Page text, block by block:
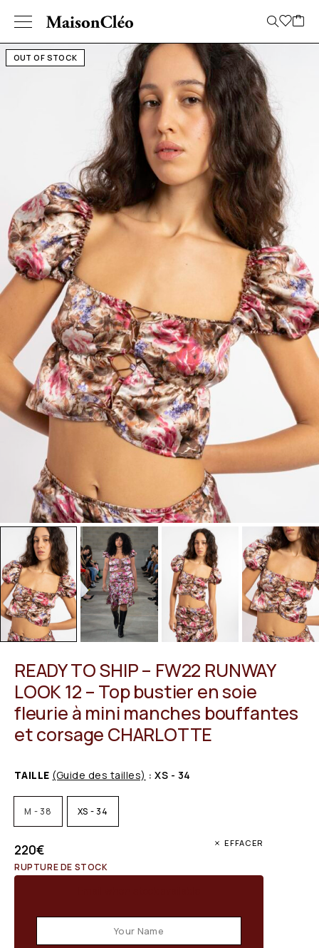
OUT OF STOCK
READY TO SHIP – FW22 RUNWAY
LOOK 12 – Top bustier en soie
fleurie à mini manches bouffantes
et corsage CHARLOTTE
TAILLE (Guide des tailles) : XS - 34
M - 38 XS - 34
EFFACER
220€
RUPTURE DE STOCK